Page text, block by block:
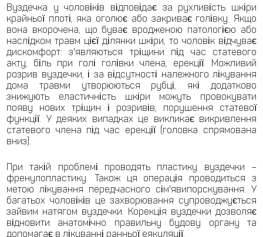
Вуздечка у чоловіків відповідає за рухливість шкіри
крайньої плоті, яка оголює або закриває голівку. Якщо
вона вкорочена, що буває вродженою патологією або
наслідком травм цієї ділянки шкіри, то чоловік відчуває
дискомфорт: з'являються тріщини під час статевого
акту, біль при голі голівки члена, ерекції. Можливий
розрив вуздечки, і за відсутності належного лікування
дома травми утворюються рубці, які додатково
знижують еластичність шкіри можуть провокувати
появу нових тріщин і розривів, порушення статевої
функції. У деяких випадках це викликає викривлення
статевого члена під час ерекції (головка спрямована
вниз).
При такій проблемі проводять пластику вуздечки –
френулопластику. Також ця операція проводиться з
метою лікування передчасного сім'явипорскування. У
багатьох чоловіків це захворювання супроводжується
зайвим натягом вуздечки. Корекція вуздечки дозволяє
відновити анатомічно правильну будову органу та
допомагає в лікуванні ранньої еякуляції.